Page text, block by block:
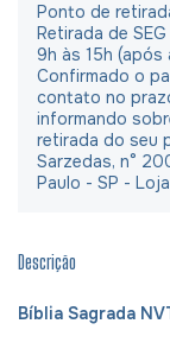
Ponto de
Retirada de
9h às 15h (após
Confirmado o
contato no
informando
retirada do seu
Sarzedas, n°
Paulo - SP -
Descrição
Bíblia Sagrada